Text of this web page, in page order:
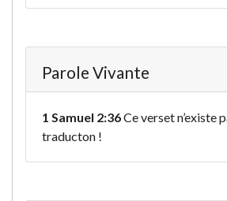
Parole Vivante
1 Samuel 2:36Ce verset n’existe
traducton !